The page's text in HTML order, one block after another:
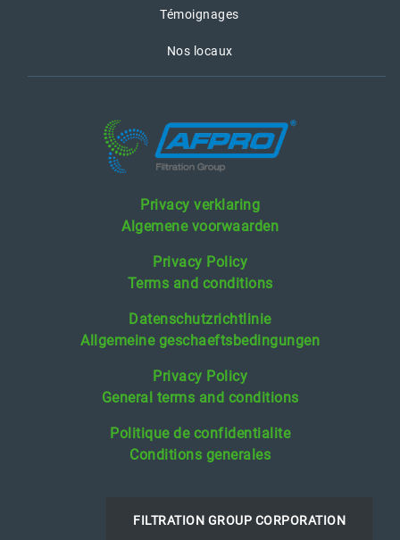
Témoignages
Nos locaux
Privacy verklaring
Algemene voorwaarden
Privacy Policy
Terms and conditions
Datenschutzrichtlinie
Allgemeine geschaeftsbedingungen
Privacy Policy
General terms and conditions
Politique de confidentialite
Conditions generales
FILTRATION GROUP CORPORATION